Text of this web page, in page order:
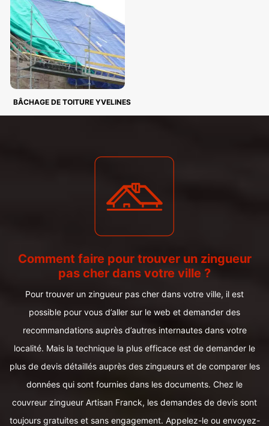
BÂCHAGE DE TOITURE YVELINES
Comment faire pour trouver un zingueur
pas cher dans votre ville ?
Pour trouver un zingueur pas cher dans votre ville, il est
possible pour vous d’aller sur le web et demander des
recommandations auprès d’autres internautes dans votre
localité. Mais la technique la plus efficace est de demander le
plus de devis détaillés auprès des zingueurs et de comparer les
données qui sont fournies dans les documents. Chez le
couvreur zingueur Artisan Franck, les demandes de devis sont
toujours gratuites et sans engagement. Appelez-le ou envoyez-